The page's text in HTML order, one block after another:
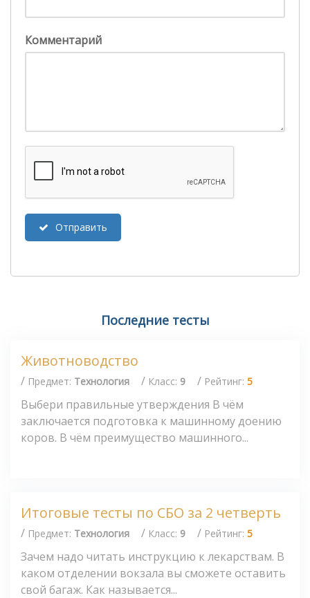
Комментарий
Отправить
Последние тесты
Животноводство
/ Предмет: Технология / Класс: 9 / Рейтинг: 5
Выбери правильные утверждения В чём
заключается подготовка к машинному доению
коров. В чём преимущество машинного...
Итоговые тесты по СБО за 2 четверть
/ Предмет: Технология / Класс: 9 / Рейтинг: 5
Зачем надо читать инструкцию к лекарствам. В
каком отделении вокзала вы сможете оставить
свой багаж. Как называется...